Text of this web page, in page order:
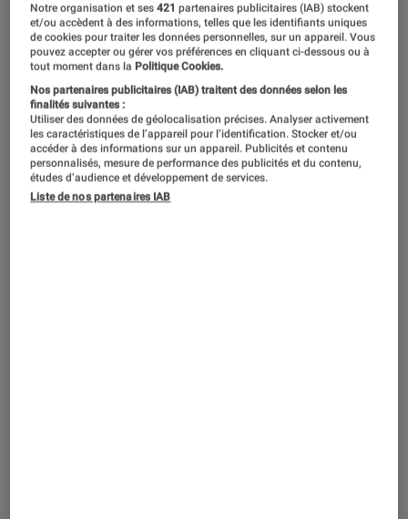
Off Campus: comment la série a hacké
l’algorithme du BookTok
DÉCRYPTAGE
Séries • 12 mai. 2026
Notre organisation et ses421 partenaires publicitaires (IAB) stockent
et/ou accèdent à des informations, telles que les identifiants uniques
de cookies pour traiter les données personnelles, sur un appareil. Vous
pouvez accepter ou gérer vos préférences en cliquant ci-dessous ou à
tout moment dans la Politique Cookies.
Nos partenaires publicitaires (IAB) traitent des données selon les
finalités suivantes :
Utiliser des données de géolocalisation précises. Analyser activement
les caractéristiques de l’appareil pour l’identification. Stocker et/ou
accéder à des informations sur un appareil. Publicités et contenu
personnalisés, mesure de performance des publicités et du contenu,
études d’audience et développement de services.
Liste de nos partenaires IAB